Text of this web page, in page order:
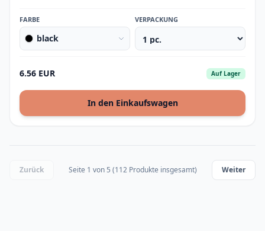
FARBE
black
VERPACKUNG
6.56 EUR Auf Lager
In den Einkaufswagen
Zurück Seite 1 von 5 (112 Produkte insgesamt) Weiter